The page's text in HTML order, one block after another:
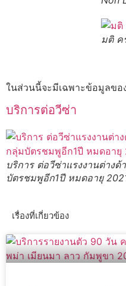
มติ ค
ในส่วนนี้จะมีเฉพาะข้อมูลขอ
บริการต่อวีซ่า
บริการ ต่อวีซ่าแรงงานต่าง
บัตรชมพูอีก1ปี หมดอายุ
เรื่องที่เกี่ยวข้อง